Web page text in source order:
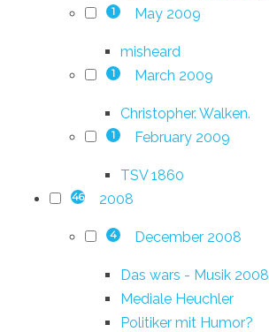
1 May 2009
misheard
1 March 2009
Christopher. Walken.
1 February 2009
TSV 1860
46 2008
4 December 2008
Das wars - Musik 2008
Mediale Heuchler
Politiker mit Humor?